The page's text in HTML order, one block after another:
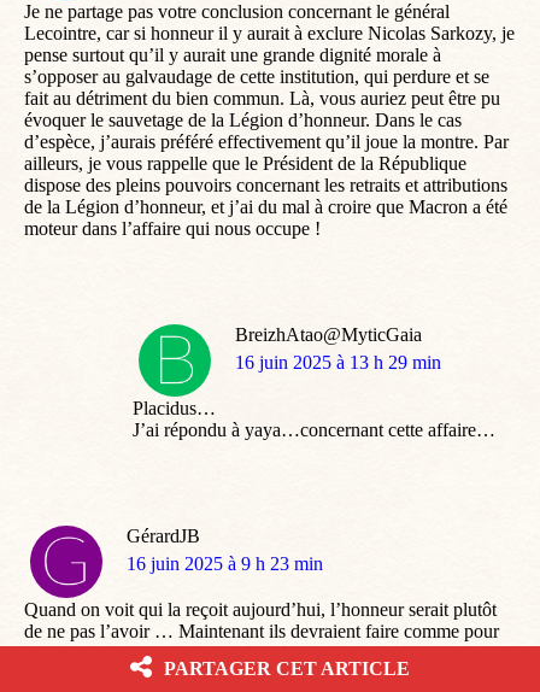
Je ne partage pas votre conclusion concernant le général
Lecointre, car si honneur il y aurait à exclure Nicolas Sarkozy, je
pense surtout qu’il y aurait une grande dignité morale à
s’opposer au galvaudage de cette institution, qui perdure et se
fait au détriment du bien commun. Là, vous auriez peut être pu
évoquer le sauvetage de la Légion d’honneur. Dans le cas
d’espèce, j’aurais préféré effectivement qu’il joue la montre. Par
ailleurs, je vous rappelle que le Président de la République
dispose des pleins pouvoirs concernant les retraits et attributions
de la Légion d’honneur, et j’ai du mal à croire que Macron a été
moteur dans l’affaire qui nous occupe !
BreizhAtao@MyticGaia
dit
16 juin 2025 à 13 h 29 min
Placidus…
J’ai répondu à yaya…concernant cette affaire…
GérardJB
dit
16 juin 2025 à 9 h 23 min
Quand on voit qui la reçoit aujourd’hui, l’honneur serait plutôt
de ne pas l’avoir … Maintenant ils devraient faire comme pour
les champions du Tour de France, pour achever le ridicule : le
rayer de la liste des anciens Présidents de la République.
PARTAGER CET ARTICLE